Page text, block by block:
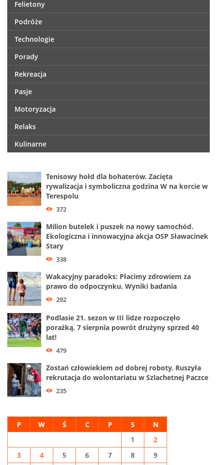
Felietony
Podróże
Technologie
Porady
Rekreacja
Pasje
Motoryzacja
Relaks
Kulinarne
Tenisowy hołd dla bohaterów. Zacięta
rywalizacja i symboliczna godzina W na korcie w
Terespolu
372
Milion butelek i puszek na nowy samochód.
Ekologiczna i innowacyjna akcja OSP Sławacinek
Stary
338
Wakacyjny paradoks: Płacimy zdrowiem za
prawo do odpoczynku. Wyniki badania
292
Podlasie 21. sezon w III lidze rozpoczęło
porażką. 7 sierpnia powrót drużyny sprzed 40
lat!
479
Zostań człowiekiem od dobrej roboty. Ruszyła
rekrutacja do wolontariatu w Szlachetnej Paczce
235
P W Ś C P S N
1
2
3
4 5 6 7 8
9